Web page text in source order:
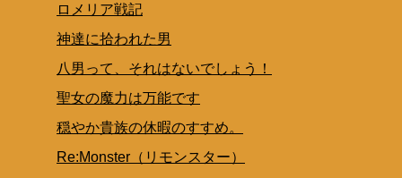
ロメリア戦記
神達に拾われた男
八男って、それはないでしょう！
聖女の魔力は万能です
穏やか貴族の休暇のすすめ。
Re:Monster（リモンスター）